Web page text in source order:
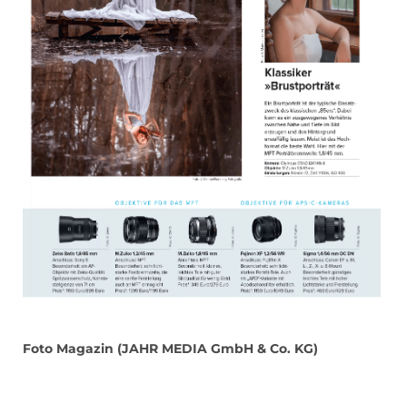
Foto Magazin (JAHR MEDIA GmbH & Co. KG)